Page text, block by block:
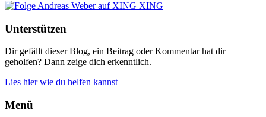
XING
Unterstützen
Dir gefällt dieser Blog, ein Beitrag oder Kommentar hat dir
geholfen? Dann zeige dich erkenntlich.
Lies hier wie du helfen kannst
Menü